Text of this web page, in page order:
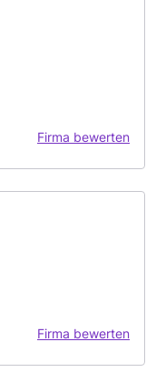
Firma bewerten
Firma bewerten